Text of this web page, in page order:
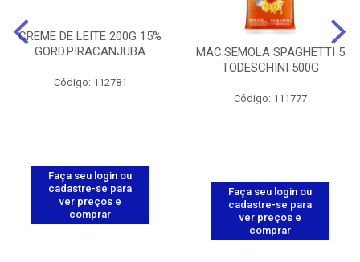
CREME DE LEITE 200G 15%
GORD.PIRACANJUBA
Código: 112781
Faça seu login ou
cadastre-se para
ver preços e
comprar
MAC.SEMOLA SPAGHETTI 5
TODESCHINI 500G
Código: 111777
Faça seu login ou
cadastre-se para
ver preços e
comprar